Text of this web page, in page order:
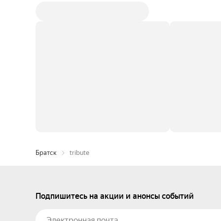
Братск tribute
Подпишитесь на акции и анонсы событий